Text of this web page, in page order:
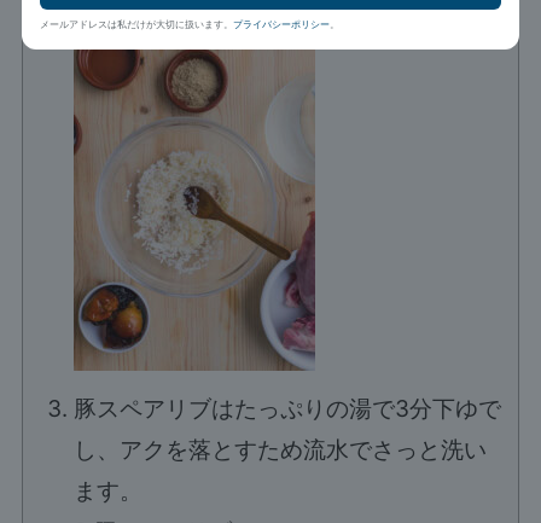
豚スペアリブはたっぷりの湯で3分下ゆで
し、アクを落とすため流水でさっと洗い
ます。
メールアドレスは私だけが大切に扱います。 プライバシーポリシー。